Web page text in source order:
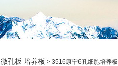
微孔板 培养板 > 3516康宁6孔细胞培养板